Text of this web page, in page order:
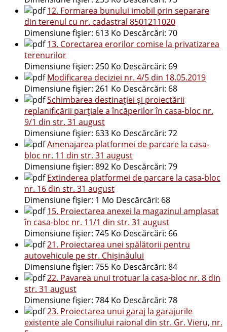
12. Formarea bunului imobil prin separare
din terenul cu nr. cadastral 8501211020
Dimensiune fișier: 613 Ko Descărcări: 70
13. Corectarea erorilor comise la privatizarea
terenurilor
Dimensiune fișier: 250 Ko Descărcări: 69
Modificarea deciziei nr. 4/5 din 18.05.2019
Dimensiune fișier: 261 Ko Descărcări: 68
Schimbarea destinației și proiectării
replanificării parțiale a încăperilor în casa-bloc nr.
9/1 din str. 31 august
Dimensiune fișier: 633 Ko Descărcări: 72
Amenajarea platformei de parcare la casa-
bloc nr. 11 din str. 31 august
Dimensiune fișier: 892 Ko Descărcări: 79
Extinderea platformei de parcare la casa-bloc
nr. 16 din str. 31 august
Dimensiune fișier: 1 Mo Descărcări: 68
15. Proiectarea anexei la magazinul amplasat
în casa-bloc nr. 11/1 din str. 31 august
Dimensiune fișier: 745 Ko Descărcări: 66
21. Proiectarea unei spălătorii pentru
autovehicule pe str. Chișinăului
Dimensiune fișier: 755 Ko Descărcări: 84
22. Pavarea unui trotuar la casa-bloc nr. 8 din
str. 31 august
Dimensiune fișier: 784 Ko Descărcări: 78
23. Proiectarea unui garaj la garajurile
existente ale Consiliului raional din str. Gr. Vieru, nr.